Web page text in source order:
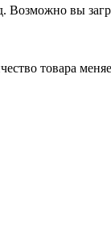
Возможно вы
товара